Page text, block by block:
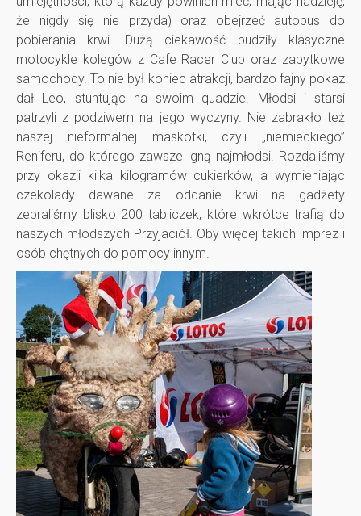
n
a
t
a
r
g
a
c
h
m
o
t
że nigdy się nie przyda) oraz obejrzeć autobus do
pobierania krwi. Dużą ciekawość budziły klasyczne
motocykle kolegów z Cafe Racer Club oraz zabytkowe
samochody. To nie był koniec atrakcji, bardzo fajny pokaz
dał Leo, stuntując na swoim quadzie. Młodsi i starsi
patrzyli z podziwem na jego wyczyny. Nie zabrakło też
naszej nieformalnej maskotki, czyli „niemieckiego”
Reniferu, do którego zawsze lgną najmłodsi. Rozdaliśmy
przy okazji kilka kilogramów cukierków, a wymieniając
czekolady dawane za oddanie krwi na gadżety
zebraliśmy blisko 200 tabliczek, które wkrótce trafią do
naszych młodszych Przyjaciół. Oby więcej takich imprez i
osób chętnych do pomocy innym.